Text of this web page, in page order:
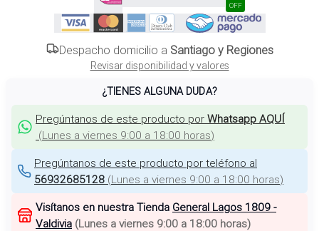
OFF
Despacho domicilio a Santiago y Regiones
Revisar disponibilidad y valores
¿TIENES ALGUNA DUDA?
Pregúntanos de este producto por Whatsapp AQUÍ
(Lunes a viernes 9:00 a 18:00 horas)
Pregúntanos de este producto por teléfono al
56932685128 (Lunes a viernes 9:00 a 18:00 horas)
Visítanos en nuestra Tienda General Lagos 1809 -
Valdivia (Lunes a viernes 9:00 a 18:00 horas)